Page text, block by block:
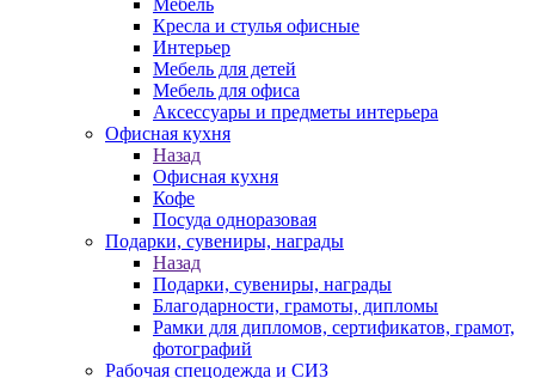
Мебель
Кресла и стулья офисные
Интерьер
Мебель для детей
Мебель для офиса
Аксессуары и предметы интерьера
Офисная кухня
Назад
Офисная кухня
Кофе
Посуда одноразовая
Подарки, сувениры, награды
Назад
Подарки, сувениры, награды
Благодарности, грамоты, дипломы
Рамки для дипломов, сертификатов, грамот,
фотографий
Рабочая спецодежда и СИЗ